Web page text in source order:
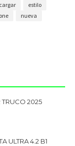
estilo
nueva
TRUCO 2025
ULTRA 4.2 B1